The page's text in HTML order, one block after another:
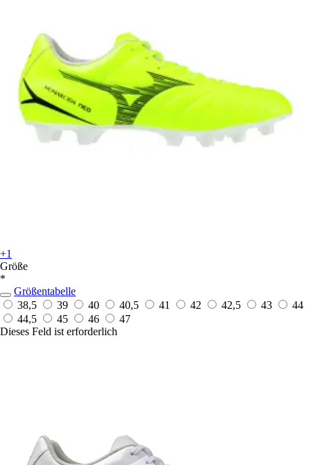
+1
Größe
*
Größentabelle
38,5
39 40 40,5 41 42 42,5 43
44
44,5
45 46
47
Dieses Feld ist erforderlich